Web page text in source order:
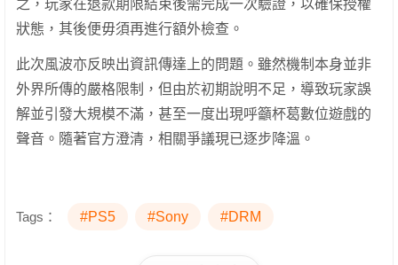
之，玩家在退款期限結束後需完成一次驗證，以確保授權
狀態，其後便毋須再進行額外檢查。
此次風波亦反映出資訊傳達上的問題。雖然機制本身並非
外界所傳的嚴格限制，但由於初期說明不足，導致玩家誤
解並引發大規模不滿，甚至一度出現呼籲杯葛數位遊戲的
聲音。隨著官方澄清，相關爭議現已逐步降溫。
Tags： #PS5 #Sony #DRM